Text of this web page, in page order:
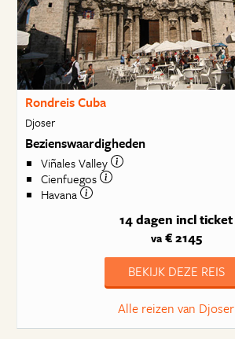
Rondreis Cuba
Djoser
Bezienswaardigheden
Viñales Valley
Cienfuegos
Havana
14 dagen incl ticket
va€ 2145
BEKIJK DEZE REIS
Alle reizen van Djoser